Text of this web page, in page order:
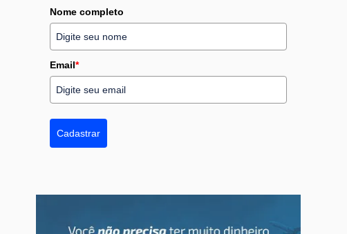
Nome completo
Email*
Cadastrar